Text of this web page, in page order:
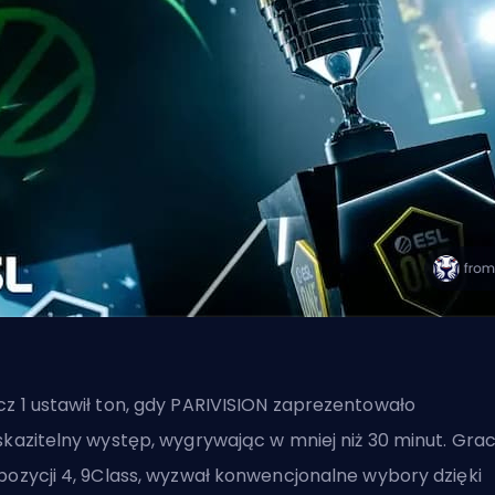
1 ustawił ton, gdy PARIVISION zaprezentowało
występ, wygrywając w mniej niż 30 minut.
4, 9Class, wyzwał konwencjonalne wybory dzięki